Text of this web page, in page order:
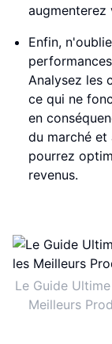
augmenterez
Enfin,
Analysez les
ce qui ne
en
du marché et
pourrez
revenus.
Le Guide
Meilleurs